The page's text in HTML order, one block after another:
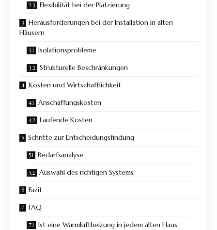
Flexibilität bei der Platzierung
Herausforderungen bei der Installation in alten
Häusern
Isolationsprobleme
Strukturelle Beschränkungen
Kosten und Wirtschaftlichkeit
Anschaffungskosten
Laufende Kosten
Schritte zur Entscheidungsfindung
Bedarfsanalyse
Auswahl des richtigen Systems
Fazit
FAQ
Ist eine Warmluftheizung in jedem alten Haus